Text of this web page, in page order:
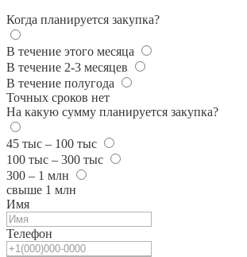
Когда планируется закупка?
В течение этого месяца
В течение 2-3 месяцев
В течение полугода
Точных сроков нет
На какую сумму планируется закупка?
45 тыс – 100 тыс
100 тыс – 300 тыс
300 – 1 млн
свыше 1 млн
Имя
Телефон